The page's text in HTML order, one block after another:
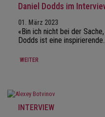
Daniel Dodds im
01. März 2023
«Bin ich nicht bei der
Dodds ist eine inspirierende…
WEITER
INTERVIEW